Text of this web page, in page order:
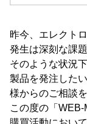
昨今、エレクト
発生は深刻な課題
そのような状況
製品を発注した
様からのご相談
この度の「